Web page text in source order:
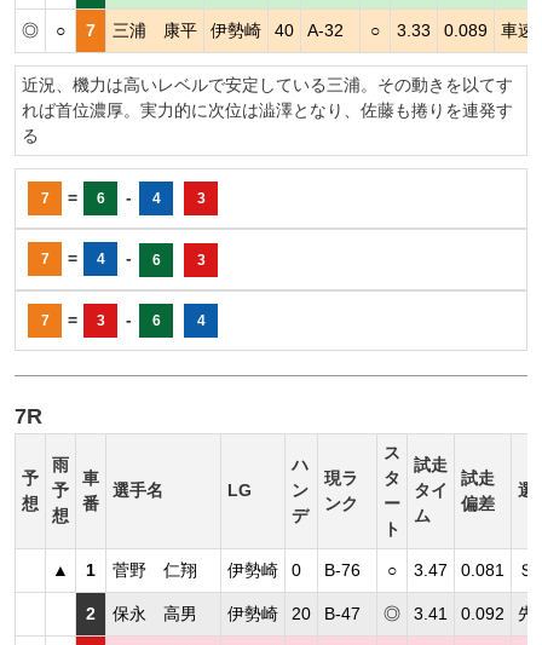
◎ ○ 7 三浦 康平 伊勢崎 40 A-32 ○ 3.33 0.089 車速
近況、機力は高いレベルで安定している三浦。その動きを以てす
れば首位濃厚。実力的に次位は澁澤となり、佐藤も捲りを連発す
る
7 = 6 - 4 3
7 = 4 - 6 3
7 = 3 - 6 4
7R
予
想
雨
予
想
車
番
選手名 LG
ハ
ン
デ
現ラ
ンク
ス
タ
ー
ト
試走
タイ
ム
試走
偏差
選
▲ 1 菅野 仁翔 伊勢崎 0 B-76 ○ 3.47 0.081 Ｓ
2 保永 高男 伊勢崎 20 B-47 ◎ 3.41 0.092 先